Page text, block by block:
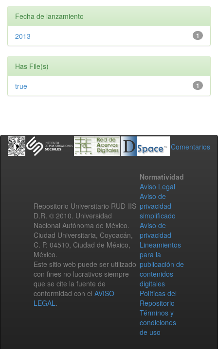
Fecha de lanzamiento
1
2013
Has File(s)
1
true
Comentarios
Repositorio Universitario RUD-IIS
D.R. © 2010. Universidad
Nacional Autónoma de México.
Ciudad Universitaria, Coyoacán,
C. P. 04510, Ciudad de México,
México.
Este sitio web puede ser utilizado
con fines no lucrativos siempre
que se cite la fuente de
conformidad con el AVISO
LEGAL.
Normatividad
Aviso Legal
Aviso de
privacidad
simplificado
Aviso de
privacidad
Lineamientos
para la
publicación de
contenidos
digitales
Políticas del
Repositorio
Términos y
condiciones
de uso